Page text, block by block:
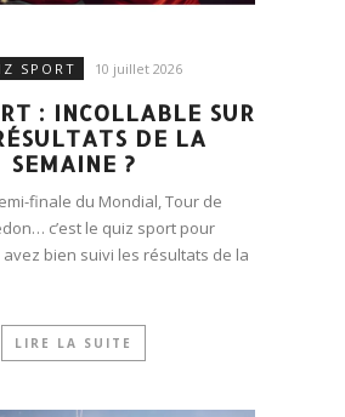
SPORT 10 juillet 2026
: INCOLLABLE SUR
DE LA
SEMAINE ?
finale du Mondial, Tour de
c’est le quiz sport pour
bien suivi les résultats de la
LIRE LA SUITE